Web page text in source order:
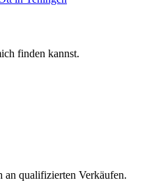
finden kannst.
an qualifizierten Verkäufen.